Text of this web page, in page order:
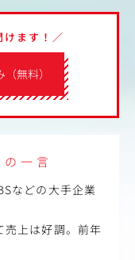
無料）
けます！／
一言
などの大手企業
上は好調。前年